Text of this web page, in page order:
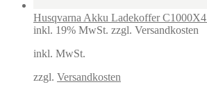
Husqvarna Akku Ladekoffer C1000X4
inkl. 19% MwSt. zzgl. Versandkosten
inkl. MwSt.
zzgl. Versandkosten